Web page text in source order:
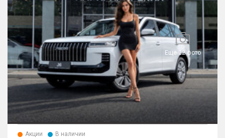
Еще 22 фото
Акции В наличии